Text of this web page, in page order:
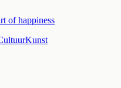
of happiness
Kunst